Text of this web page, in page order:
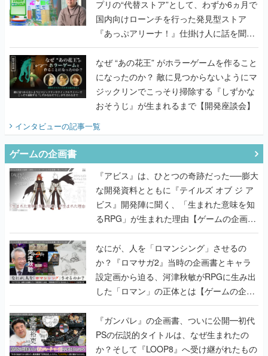
プリの“代替ストア”として、わずか6ヵ月で
国内向けローンチを行った発見型ストア
『あっぷアリーナ！』仕掛け人に話を聞い
てみた
なぜ “あの花王” がホラーゲームを作ること
になったのか？ 敵に見つからないようにマ
ジックリンでこっそり掃除する『しずかな
おそうじ』が生まれるまで【開発座談会】
インタビューの記事一覧
ゲームの企画書
『アビス』は、ひとつの奇跡だった──膨大
な開発資料とともに『テイルズ オブ ジ ア
ビス』開発陣に聞く、「生まれた意味を知
るRPG」が生まれた理由【ゲームの企画
書】
なにが、人を「ロマンシング」させるの
か？『ロマサガ2』当時の企画書とキャラ
設定画から迫る、河津秋敏がRPGに生み出
した「ロマン」の正体とは【ゲームの企画
書】
『ガンパレ』の企画書、ついに公開━初代
PSの伝説的タイトルは、なぜ生まれたの
か？そして『LOOP8』へ受け継がれたもの